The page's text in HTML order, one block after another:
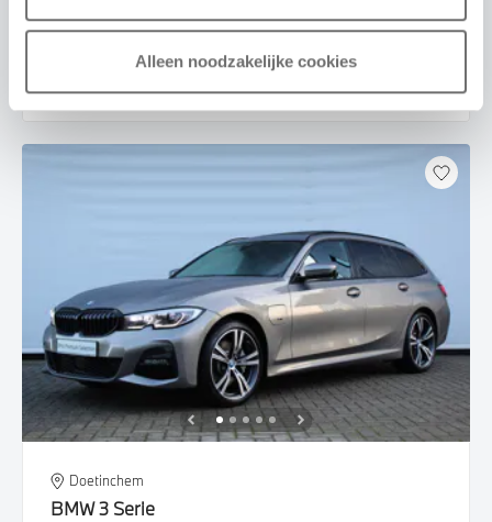
Alleen noodzakelijke cookies
Bekijk details
Doetinchem
BMW3 Serie